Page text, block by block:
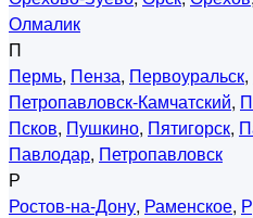
Олмалик
П
Пермь, Пенза, Первоуральск,
Петропавловск-Камчатский,
Псков, Пушкино, Пятигорск,
Павлодар, Петропавловск
Р
Ростов-на-Дону, Раменское,